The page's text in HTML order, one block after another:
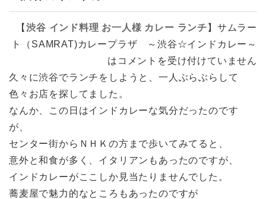
【渋谷 インド料理 お一人様 カレー ランチ 】 サムラー
ト（SAMRAT)カレープラザ ～渋谷☆インドカレー～
は コメントを受け付けていません
久々に渋谷でランチをしようと、一人ぶらぶらして
色々お店を探してました。
なんか、この日はインドカレーな気分だったのです
が、
センター街からＮＨＫの方まで歩いてみてると、
意外と和食が多く、イタリアンもあったのですが、
インドカレーがここしか見当たりませんでした。
蕎麦屋で魅力的なところもあったのですが